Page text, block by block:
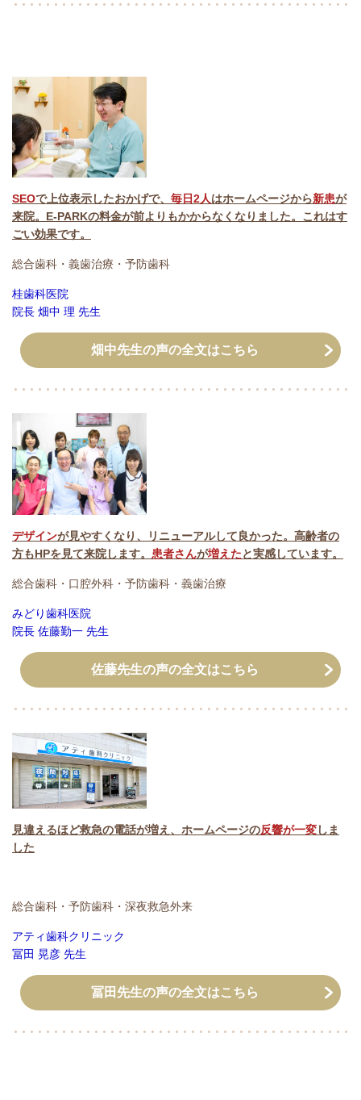
SEOで上位表示したおかげで、 毎日2人はホームページから新患が
来院。 E-PARKの料金が前よりもかからなくなりました。これはす
ごい効果です。
総合歯科・義歯治療・予防歯科
桂歯科医院
院長 畑中 理 先生
畑中先生の声の全文はこちら
デザインが見やすくなり、リニューアルして良かった。高齢者の
方もHPを見て来院します。 患者さんが増えたと実感しています。
総合歯科・口腔外科・予防歯科・義歯治療
みどり歯科医院
院長 佐藤勤一 先生
佐藤先生の声の全文はこちら
見違えるほど救急の電話が増え、ホームページの反響が一変しま
した
総合歯科・予防歯科・深夜救急外来
アティ歯科クリニック
冨田 晃彦 先生
冨田先生の声の全文はこちら